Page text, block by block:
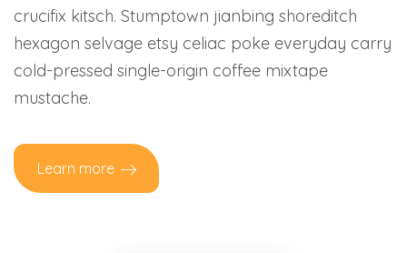
crucifix kitsch. Stumptown jianbing shoreditch
hexagon selvage etsy celiac poke everyday carry
cold-pressed single-origin coffee mixtape
mustache.
Learn more